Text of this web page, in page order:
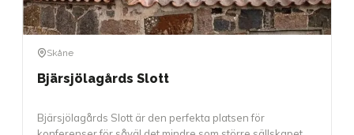
Skåne
Bjärsjölagårds Slott
Bjärsjölagårds Slott är den perfekta platsen för